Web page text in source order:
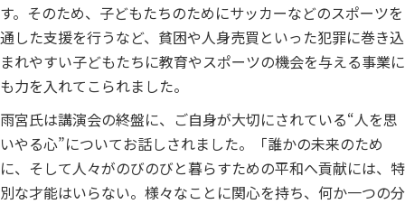
す。そのため、子どもたちのためにサッカーなどのスポーツを
通した支援を行うなど、貧困や人身売買といった犯罪に巻き込
まれやすい子どもたちに教育やスポーツの機会を与える事業に
も力を入れてこられました。
雨宮氏は講演会の終盤に、ご自身が大切にされている“人を思
いやる心”についてお話しされました。「誰かの未来のため
に、そして人々がのびのびと暮らすための平和へ貢献には、特
別な才能はいらない。様々なことに関心を持ち、何か一つの分